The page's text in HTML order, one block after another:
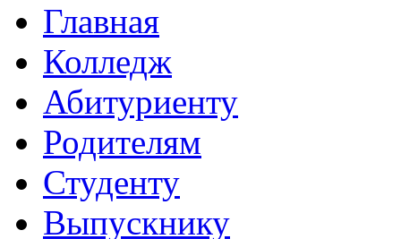
Главная
Колледж
Абитуриенту
Родителям
Студенту
Выпускнику